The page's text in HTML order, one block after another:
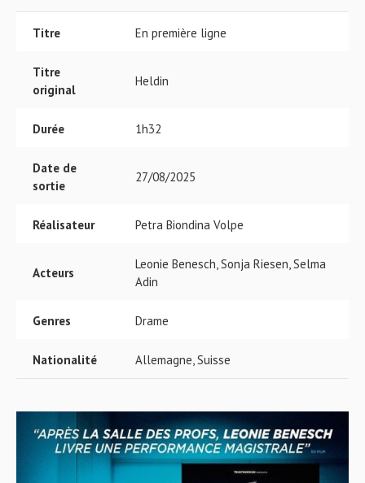
Titre En première ligne
Titre
original
Heldin
Durée 1h32
Date de
sortie
27/08/2025
Réalisateur Petra Biondina Volpe
Acteurs
Leonie Benesch, Sonja Riesen, Selma
Adin
Genres Drame
Nationalité Allemagne, Suisse